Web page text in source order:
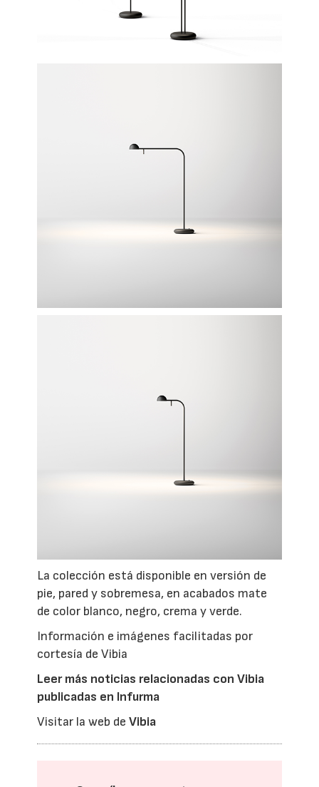
La colección está disponible en versión de
pie, pared y sobremesa, en acabados mate
de color blanco, negro, crema y verde.
Información e imágenes facilitadas por
cortesía de Vibia
Leer más noticias relacionadas con Vibia
publicadas en Infurma
Visitar la web deVibia